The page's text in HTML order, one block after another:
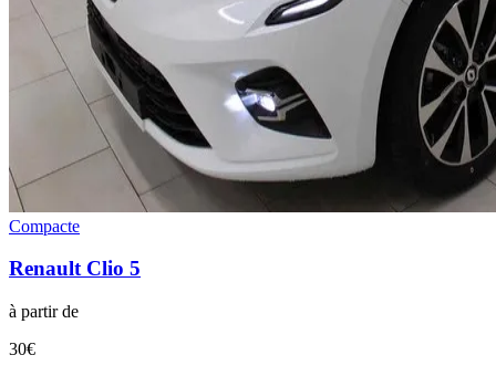
Compacte
Renault Clio 5
à partir de
30€